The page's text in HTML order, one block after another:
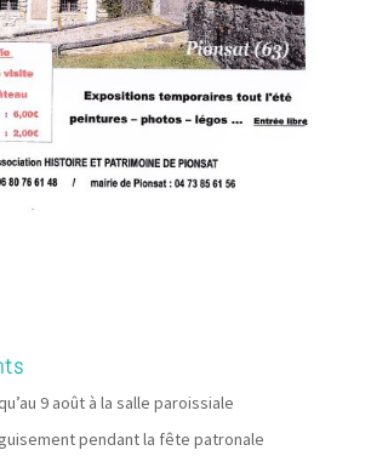
9 août à la salle paroissiale
pendant la fête patronale